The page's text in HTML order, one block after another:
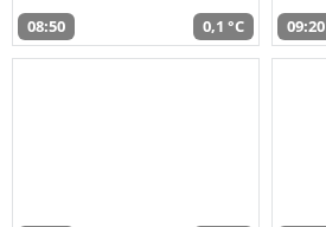
08:50 0,1 °C 09:20